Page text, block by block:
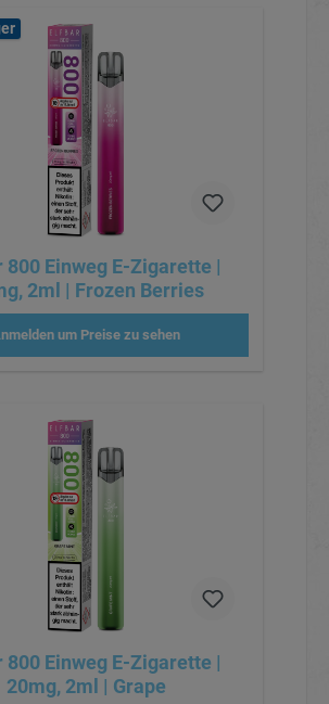
800 Einweg E-Zigarette |
2ml | Frozen Berries
um Preise zu sehen
800 Einweg E-Zigarette |
20mg, 2ml | Grape